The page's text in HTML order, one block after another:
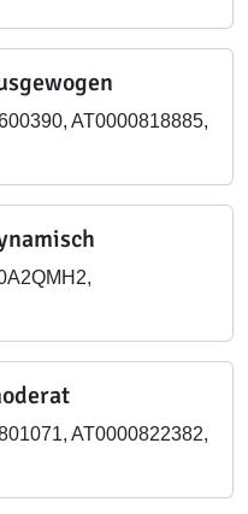
AT0000818885,
AT0000822382,